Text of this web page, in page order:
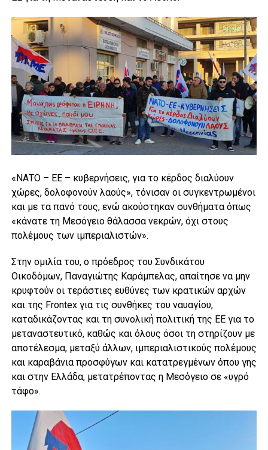
«ΝΑΤΟ – ΕΕ – κυβερνήσεις, για το κέρδος διαλύουν
χώρες, δολοφονούν λαούς», τόνισαν οι συγκεντρωμένοι
και με τα πανό τους, ενώ ακούστηκαν συνθήματα όπως
«κάνατε τη Μεσόγειο θάλασσα νεκρών, όχι στους
πολέμους των ιμπεριαλιστών».
Στην ομιλία του, ο πρόεδρος του Συνδικάτου
Οικοδόμων, Παναγιώτης Καράμπελας, απαίτησε να μην
κρυφτούν οι τεράστιες ευθύνες των κρατικών αρχών
και της Frontex για τις συνθήκες του ναυαγίου,
καταδικάζοντας και τη συνολική πολιτική της ΕΕ για το
μεταναστευτικό, καθώς και όλους όσοι τη στηρίζουν με
αποτέλεσμα, μεταξύ άλλων, ιμπεριαλιστικούς πολέμους
και καραβάνια προσφύγων και κατατρεγμένων όπου γης
και στην Ελλάδα, μετατρέποντας η Μεσόγειο σε «υγρό
τάφο».